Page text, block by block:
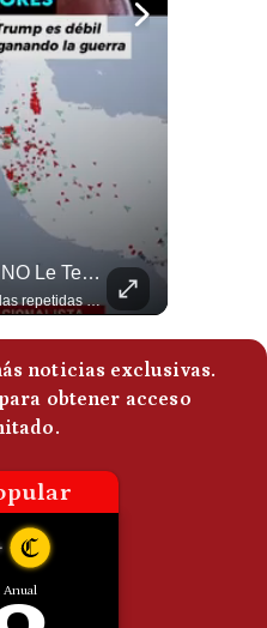
¿Por Qué Irán Ya NO Le Teme A Donald Trump? | #radar24